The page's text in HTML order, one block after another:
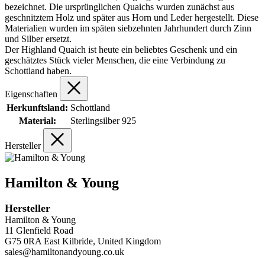
bezeichnet. Die ursprünglichen Quaichs wurden zunächst aus
geschnitztem Holz und später aus Horn und Leder hergestellt. Diese
Materialien wurden im späten siebzehnten Jahrhundert durch Zinn
und Silber ersetzt.
Der Highland Quaich ist heute ein beliebtes Geschenk und ein
geschätztes Stück vieler Menschen, die eine Verbindung zu
Schottland haben.
Eigenschaften
Herkunftsland: Schottland
Material:
Sterlingsilber 925
Hersteller
Hamilton & Young
Hersteller
Hamilton & Young
11 Glenfield Road
G75 0RA East Kilbride, United Kingdom
sales@hamiltonandyoung.co.uk